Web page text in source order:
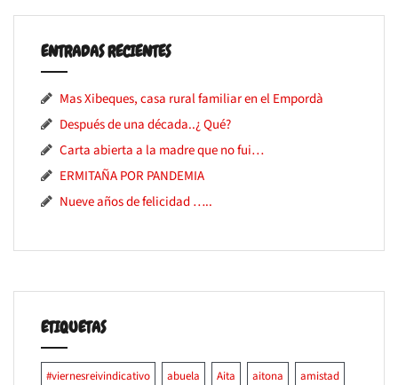
ENTRADAS RECIENTES
Mas Xibeques, casa rural familiar en el Empordà
Después de una década..¿ Qué?
Carta abierta a la madre que no fui…
ERMITAÑA POR PANDEMIA
Nueve años de felicidad …..
ETIQUETAS
#viernesreivindicativo abuela Aita aitona amistad